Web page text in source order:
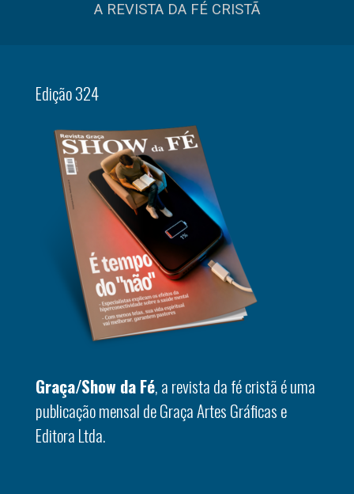
A REVISTA DA FÉ CRISTÃ
Edição 324
Graça/Show da Fé, a revista da fé cristã é uma
publicação mensal de Graça Artes Gráficas e
Editora Ltda.